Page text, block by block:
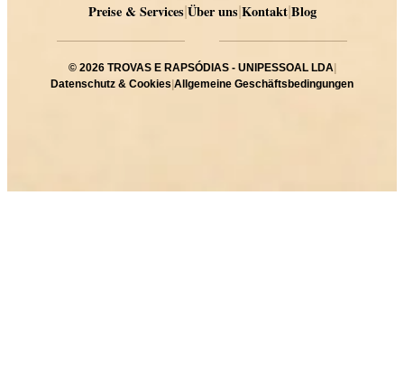
Preise & Services Über uns Kontakt| Blog
© 2026 TROVAS E RAPSÓDIAS - UNIPESSOAL LDA|
Datenschutz & Cookies|Allgemeine Geschäftsbedingungen